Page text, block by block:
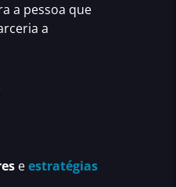
a pessoa que
a
eestratégias